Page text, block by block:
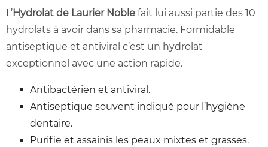
L’Hydrolat de Laurier Noble fait lui aussi partie des 10
hydrolats à avoir dans sa pharmacie. Formidable
antiseptique et antiviral c’est un hydrolat
exceptionnel avec une action rapide.
Antibactérien et antiviral.
Antiseptique souvent indiqué pour l’hygiène
dentaire.
Purifie et assainis les peaux mixtes et grasses.